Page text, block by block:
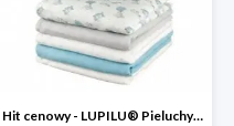
Hit cenowy - LUPILU® Pieluchy tetrowe 80x80 cm, z biobawełny, 5 sztuk